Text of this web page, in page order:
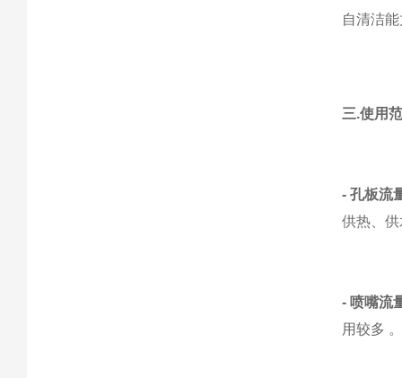
自清洁
三.使用
- 孔板流
供热、
- 喷嘴流
用较多